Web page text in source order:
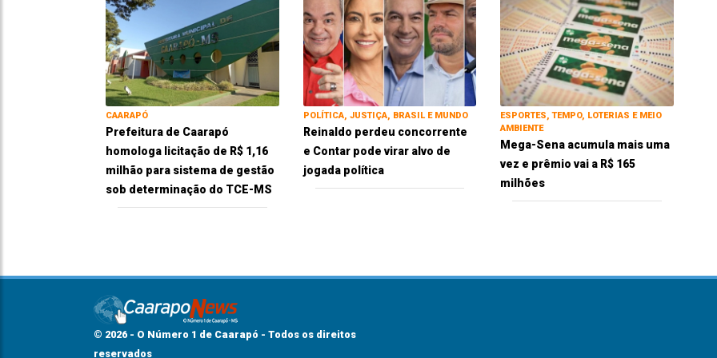
CAARAPÓ
Prefeitura de Caarapó
homologa licitação de R$ 1,16
milhão para sistema de gestão
sob determinação do TCE-MS
POLÍTICA, JUSTIÇA, BRASIL E MUNDO
Reinaldo perdeu concorrente
e Contar pode virar alvo de
jogada política
ESPORTES, TEMPO, LOTERIAS E MEIO
AMBIENTE
Mega-Sena acumula mais uma
vez e prêmio vai a R$ 165
milhões
© 2026 - O Número 1 de Caarapó - Todos os direitos
reservados